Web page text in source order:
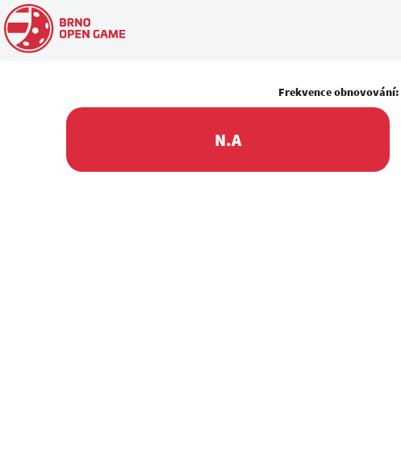
Frekvence obnovování:
N.A